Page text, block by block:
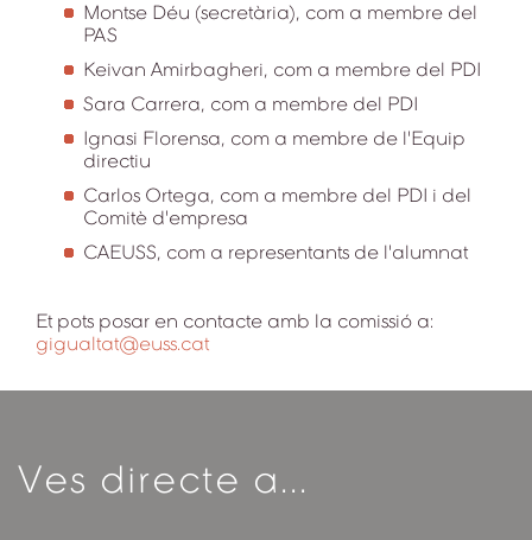
Montse Déu (secretària), com a membre del
PAS
Keivan Amirbagheri, com a membre del PDI
Sara Carrera, com a membre del PDI
Ignasi Florensa, com a membre de l'Equip
directiu
Carlos Ortega, com a membre del PDI i del
Comitè d'empresa
CAEUSS, com a representants de l'alumnat
Et pots posar en contacte amb la comissió a:
gigualtat@euss.cat
Ves directe a...